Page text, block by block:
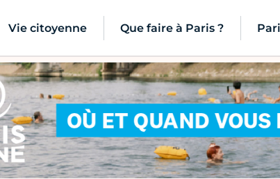
Vie citoyenne Que faire à Paris ?